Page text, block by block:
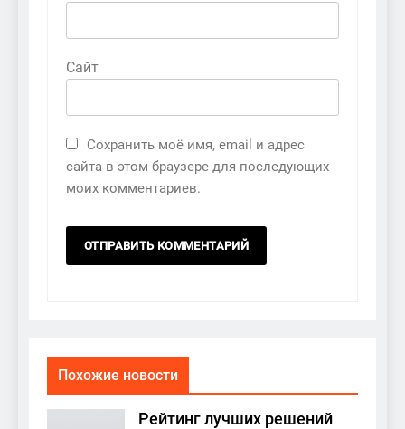
Сайт
Сохранить моё имя, email и адрес
сайта в этом браузере для последующих
моих комментариев.
Похожие новости
Рейтинг лучших решений